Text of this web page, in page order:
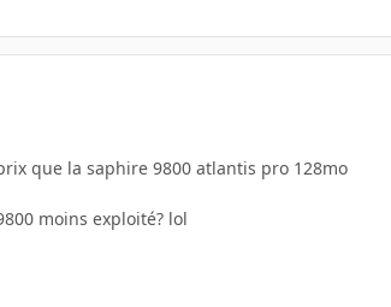
que la saphire 9800 atlantis pro 128mo
moins exploité? lol